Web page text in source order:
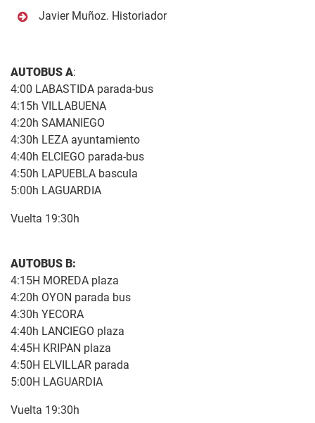
Javier Muñoz. Historiador
AUTOBUS A:
4:00 LABASTIDA parada-bus
4:15h VILLABUENA
4:20h SAMANIEGO
4:30h LEZA ayuntamiento
4:40h ELCIEGO parada-bus
4:50h LAPUEBLA bascula
5:00h LAGUARDIA
Vuelta 19:30h
AUTOBUS B:
4:15H MOREDA plaza
4:20h OYON parada bus
4:30h YECORA
4:40h LANCIEGO plaza
4:45H KRIPAN plaza
4:50H ELVILLAR parada
5:00H LAGUARDIA
Vuelta 19:30h